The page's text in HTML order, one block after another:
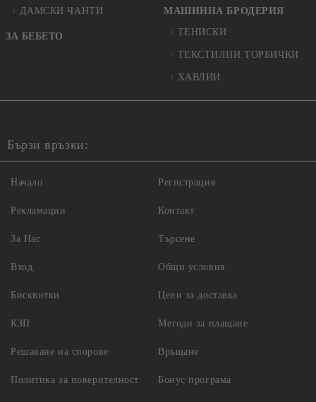
ДАМСКИ ЧАНТИ
ЗА БЕБЕТО
МАШИННА БРОДЕРИЯ
ТЕНИСКИ
ТЕКСТИЛНИ ТОРБИЧКИ
ХАВЛИИ
Бързи връзки:
Начало
Рекламации
За Нас
Вход
Регистрация
Контакт
Търсене
Общи условия
Бисквитки
КЗП
Решаване на спорове
Политика за поверителност
Цени за доставка
Методи за плащане
Връщане
Бонус програма